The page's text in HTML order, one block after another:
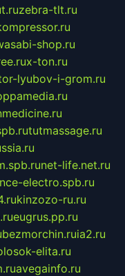
zebra-tlt.ru
shop.ru
x-ton.ru
lyubov-i-grom.ru
tutmassage.ru
net-life.net.ru
electro.spb.ru
kinzozo-ru.ru
eugrus.pp.ru
bezmorchin.ruia2.ru
elita.ru
avegainfo.ru